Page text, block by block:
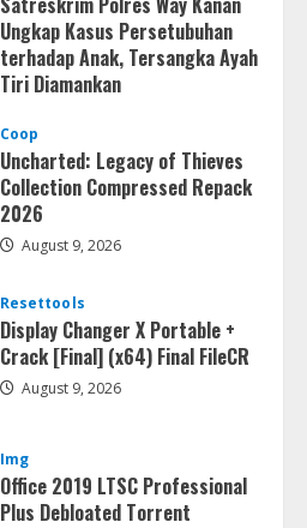
Ungkap Kasus Persetubuhan
terhadap Anak, Tersangka Ayah
Tiri Diamankan
Coop
Uncharted: Legacy of Thieves
Collection Compressed Repack
2026
August 9, 2026
Resettools
Display Changer X Portable +
Crack [Final] (x64) Final FileCR
August 9, 2026
Img
Office 2019 LTSC Professional
Plus Debloated Tоrrеnt